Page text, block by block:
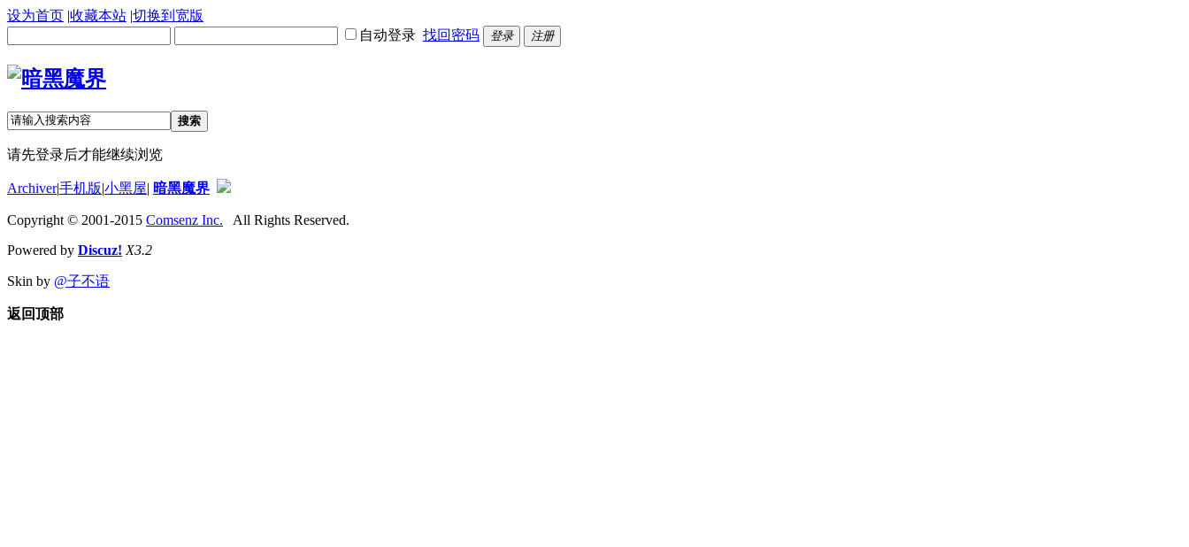
设为首页 |收藏本站 |切换到宽版
自动登录 找回密码 登录 注册
搜索
请先登录后才能继续浏览
Archiver|手机版|小黑屋| 暗黑魔界
Copyright © 2001-2015 Comsenz Inc. All Rights Reserved.
Powered by Discuz! X3.2
Skin by @子不语
返回顶部